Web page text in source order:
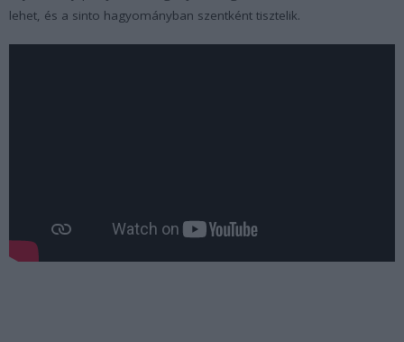
lehet, és a sinto hagyományban szentként tisztelik.